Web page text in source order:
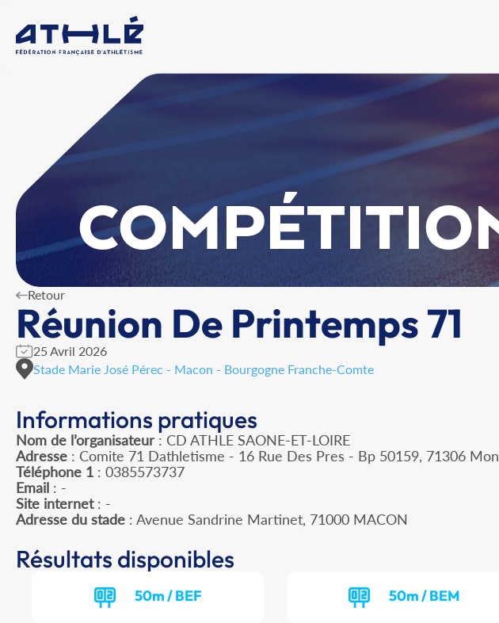
Retour
Réunion De Printemps 71
25 Avril 2026
Stade Marie José Pérec - Macon - Bourgogne Franche-Comte
Informations pratiques
Nom de l’organisateur : CD ATHLE SAONE-ET-LOIRE
Adresse : Comite 71 Dathletisme - 16 Rue Des Pres - Bp 50159, 71306
Téléphone 1 : 0385573737
Email : -
Site internet: -
Adresse du stade : Avenue Sandrine Martinet, 71000 MACON
Résultats disponibles
50m / BEF 50m / BEM